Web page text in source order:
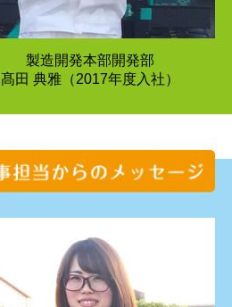
製造開発本部開発部
髙田 典雅（2017年度入社）